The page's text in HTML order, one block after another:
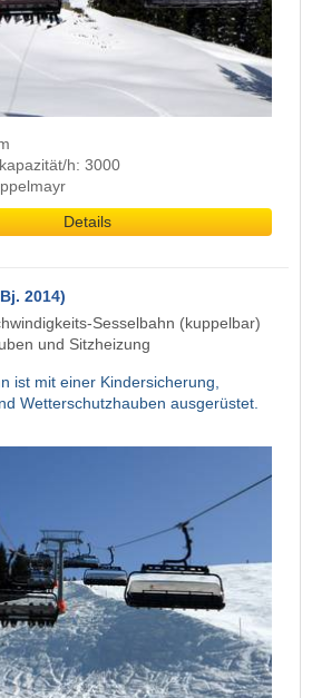
h: 3000
Details
2014)
Sesselbahn (kuppelbar)
und Sitzheizung
ist mit einer Kindersicherung,
Wetterschutzhauben ausgerüstet.